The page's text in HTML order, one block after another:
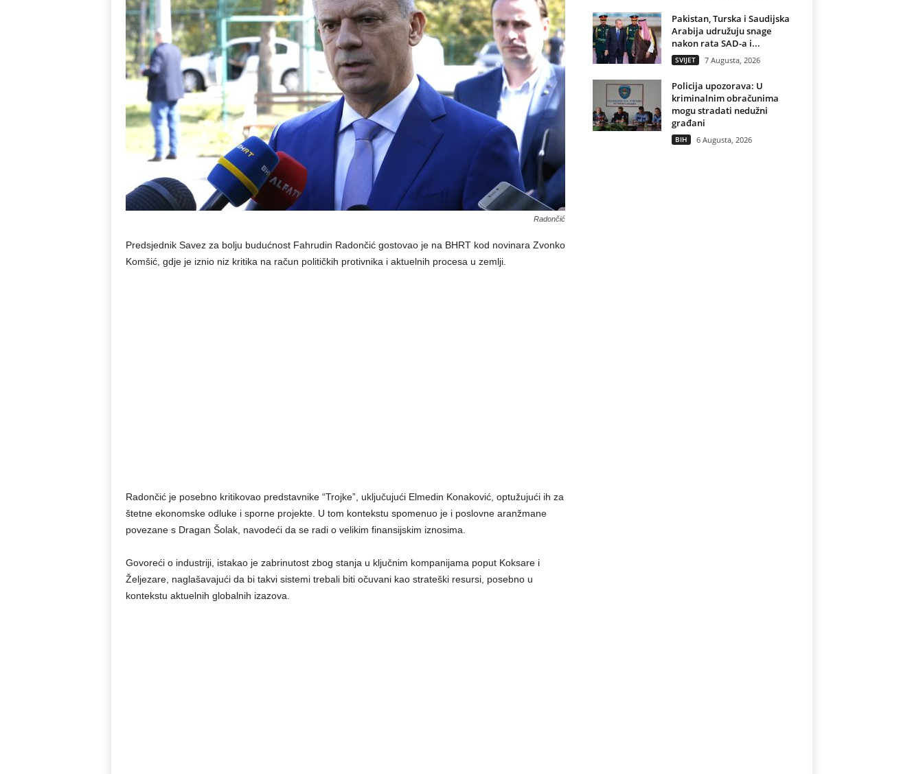
Radončić
Predsjednik Savez za bolju budućnost Fahrudin Radončić gostovao je na BHRT kod novinara Zvonko
Komšić, gdje je iznio niz kritika na račun političkih protivnika i aktuelnih procesa u zemlji.
Radončić je posebno kritikovao predstavnike “Trojke”, uključujući Elmedin Konaković, optužujući ih za
štetne ekonomske odluke i sporne projekte. U tom kontekstu spomenuo je i poslovne aranžmane
povezane s Dragan Šolak, navodeći da se radi o velikim finansijskim iznosima.
Govoreći o industriji, istakao je zabrinutost zbog stanja u ključnim kompanijama poput Koksare i
Željezare, naglašavajući da bi takvi sistemi trebali biti očuvani kao strateški resursi, posebno u
kontekstu aktuelnih globalnih izazova.
Pakistan, Turska i Saudijska
Arabija udružuju snage
nakon rata SAD-a i...
SVIJET 7 Augusta, 2026
Policija upozorava: U
kriminalnim obračunima
mogu stradati nedužni
građani
BIH 6 Augusta, 2026